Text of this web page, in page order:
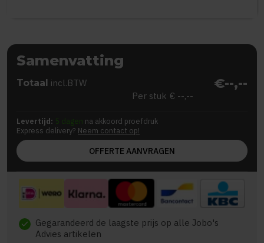
Samenvatting
Totaal incl.BTW €--,--
Per stuk € --,--
Levertijd: 5 dagen na akkoord proefdruk
Express delivery? Neem contact op!
OFFERTE AANVRAGEN
check Gegarandeerd de laagste prijs op alle Jobo's
Advies artikelen